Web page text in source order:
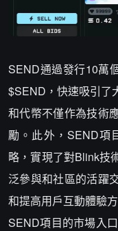
SEND通過發行10萬
$SEND，快速吸引了
和代幣不僅作為技術
勵。此外，SEND項
略，實現了對Blink技
泛參與和社區的活躍
和提高用戶互動體驗
SEND項目的市場入